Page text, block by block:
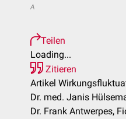
A
Teilen
Loading...
Zitieren
Artikel
Dr. med. Janis
Dr. Frank Antwerpes,